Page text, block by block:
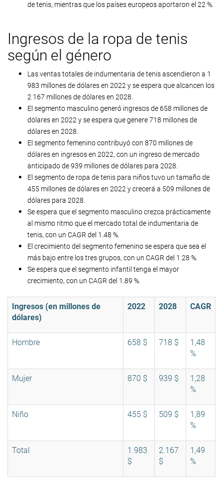
de tenis, mientras que los países europeos aportaron el 22 %.
Ingresos de la ropa de tenis
según el género
Las ventas totales de indumentaria de tenis ascendieron a 1
983 millones de dólares en 2022 y se espera que alcancen los
2 167 millones de dólares en 2028.
El segmento masculino generó ingresos de 658 millones de
dólares en 2022 y se espera que genere 718 millones de
dólares en 2028.
El segmento femenino contribuyó con 870 millones de
dólares en ingresos en 2022, con un ingreso de mercado
anticipado de 939 millones de dólares para 2028.
El segmento de ropa de tenis para niños tuvo un tamaño de
455 millones de dólares en 2022 y crecerá a 509 millones de
dólares para 2028.
Se espera que el segmento masculino crezca prácticamente
al mismo ritmo que el mercado total de indumentaria de
tenis, con un CAGR del 1.48 %.
El crecimiento del segmento femenino se espera que sea el
más bajo entre los tres grupos, con un CAGR del 1.28 %.
Se espera que el segmento infantil tenga el mayor
crecimiento, con un CAGR del 1.89 %.
Ingresos (en millones de
dólares)
2022 2028 CAGR
Hombre 658 $ 718 $
1,48
%
Mujer 870 $ 939 $
1,28
%
Niño 455 $ 509 $
1,89
%
Total
1.983
$
2.167
$
1,49
%